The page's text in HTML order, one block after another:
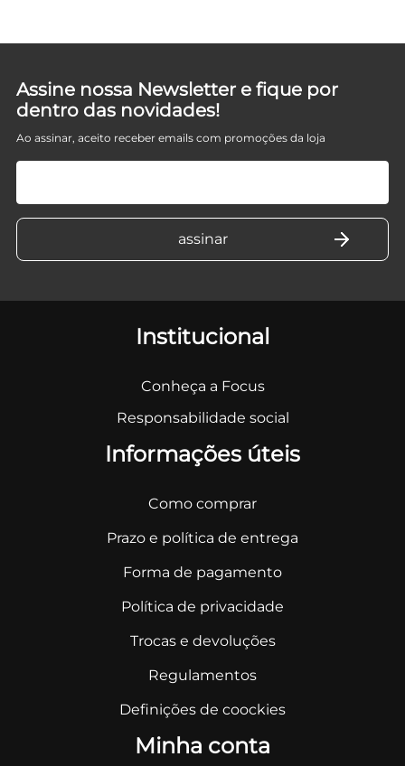
Assine nossa Newsletter e fique por
dentro das novidades!
Ao assinar, aceito receber emails com promoções da loja
Institucional
Conheça a Focus
Responsabilidade social
Informações úteis
Como comprar
Prazo e política de entrega
Forma de pagamento
Política de privacidade
Trocas e devoluções
Regulamentos
Definições de coockies
Minha conta